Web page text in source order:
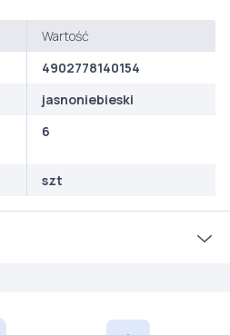
Wartość
4902778140154
jasnoniebieski
6
szt